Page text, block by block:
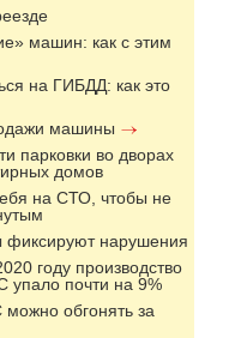
машин: как с этим
на ГИБДД: как это
машины
парковки во дворах
домов
на СТО, чтобы не
фиксируют нарушения
году производство
упало почти на 9%
обгонять за